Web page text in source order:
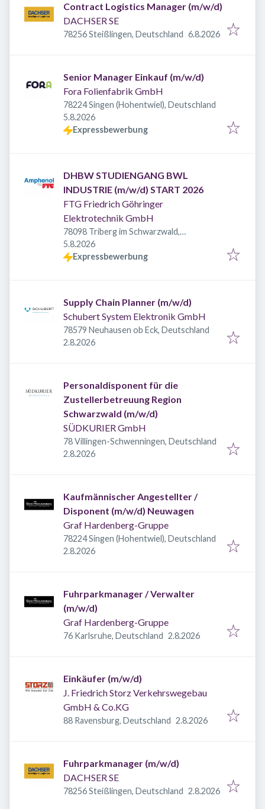
Contract Logistics Manager (m/w/d)
DACHSER SE
78256 Steißlingen, Deutschland Veröffentlicht
6.8.2026
Senior Manager Einkauf (m/w/d)
Fora Folienfabrik GmbH
78224 Singen (Hohentwiel), Deutschland
Veröffentlicht
5.8.2026
Expressbewerbung
DHBW STUDIENGANG BWL
INDUSTRIE (m/w/d) START 2026
FTG Friedrich Göhringer
Elektrotechnik GmbH
78098 Triberg im Schwarzwald,
Deutschland
Veröffentlicht
5.8.2026
Expressbewerbung
Supply Chain Planner (m/w/d)
Schubert System Elektronik GmbH
78579 Neuhausen ob Eck, Deutschland
Veröffentlicht
2.8.2026
Personaldisponent für die
Zustellerbetreuung Region
Schwarzwald (m/w/d)
SÜDKURIER GmbH
78 Villingen-Schwenningen, Deutschland
Veröffentlicht
2.8.2026
Kaufmännischer Angestellter /
Disponent (m/w/d) Neuwagen
Graf Hardenberg-Gruppe
78224 Singen (Hohentwiel), Deutschland
Veröffentlicht
2.8.2026
Fuhrparkmanager / Verwalter
(m/w/d)
Graf Hardenberg-Gruppe
76 Karlsruhe, Deutschland Veröffentlicht
2.8.2026
Einkäufer (m/w/d)
J. Friedrich Storz Verkehrswegebau
GmbH & Co.KG
88 Ravensburg, Deutschland Veröffentlicht:
2.8.2026
Fuhrparkmanager (m/w/d)
DACHSER SE
78256 Steißlingen, Deutschland Veröffentlicht
2.8.2026